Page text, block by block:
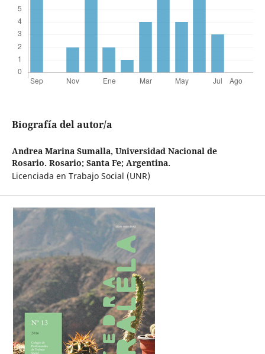
Biografía del autor/a
Andrea Marina Sumalla, Universidad Nacional de
Rosario. Rosario; Santa Fe; Argentina.
Licenciada en Trabajo Social (UNR)